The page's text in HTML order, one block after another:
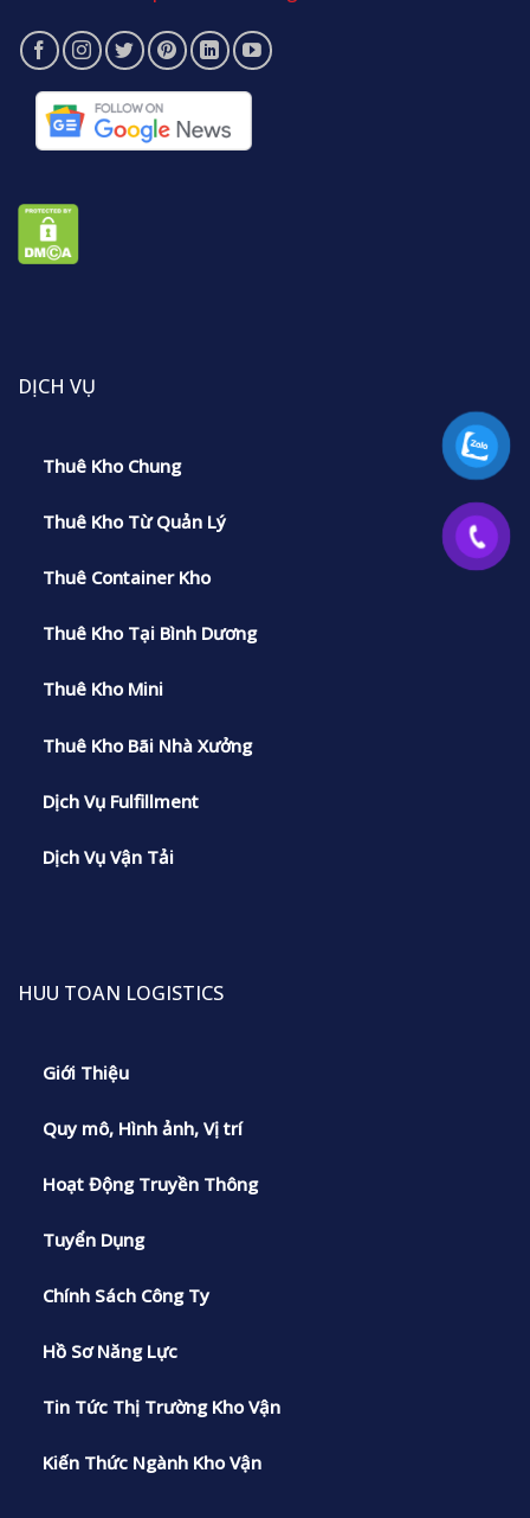
DỊCH VỤ
Thuê Kho Chung
Thuê Kho Từ Quản Lý
Thuê Container Kho
Thuê Kho Tại Bình Dương
Thuê Kho Mini
Thuê Kho Bãi Nhà Xưởng
Dịch Vụ Fulfillment
Dịch Vụ Vận Tải
HUU TOAN LOGISTICS
Giới Thiệu
Quy mô, Hình ảnh, Vị trí
Hoạt Động Truyền Thông
Tuyển Dụng
Chính Sách Công Ty
Hồ Sơ Năng Lực
Tin Tức Thị Trường Kho Vận
Kiến Thức Ngành Kho Vận